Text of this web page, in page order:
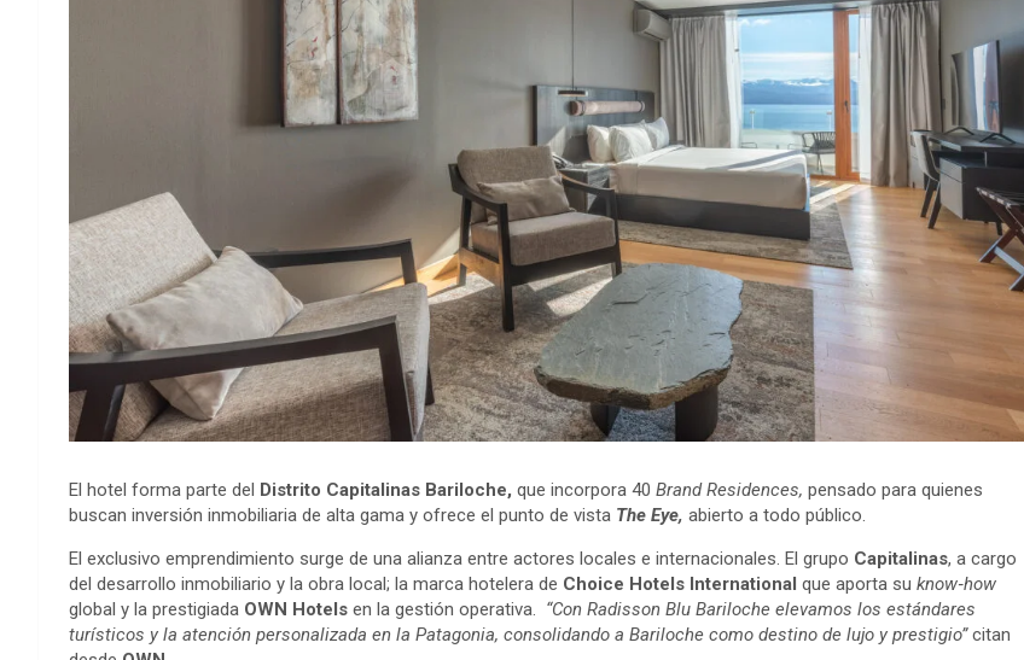
El hotel forma parte del Distrito Capitalinas Bariloche, que incorpora 40 Brand Residences, pensado para quienes
buscan inversión inmobiliaria de alta gama y ofrece el punto de vista The Eye, abierto a todo público.
El exclusivo emprendimiento surge de una alianza entre actores locales e internacionales. El grupo Capitalinas, a cargo
del desarrollo inmobiliario y la obra local; la marca hotelera de Choice Hotels International que aporta su know‑how
global y la prestigiada OWN Hotels en la gestión operativa. “Con Radisson Blu Bariloche elevamos los estándares
turísticos y la atención personalizada en la Patagonia, consolidando a Bariloche como destino de lujo y prestigio”citan